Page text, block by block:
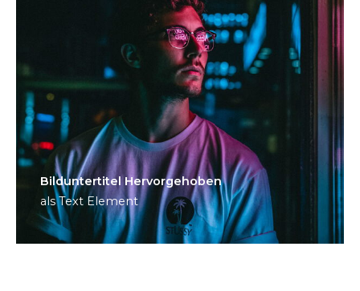
Bild­unter­titel Hervorgehoben
als Text Element